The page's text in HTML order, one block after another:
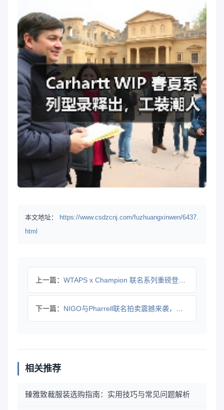
本文地址：
https://www.csdzcnj.com/fuzhuangxinwen/6437.
html
上一篇： WTAPS x Champion 联名系列重磅登场：黑灰风潮
下一篇： NIGO与Pharrell联名拍卖震撼来袭，珍品私藏限时竞拍
相关推荐
臻雅致裁服装选购指南：实用技巧与常见问题解析